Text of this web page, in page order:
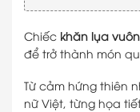
Chiếc khăn lụa
để trở thành món
Từ cảm hứng thiên
nữ Việt, từng họa